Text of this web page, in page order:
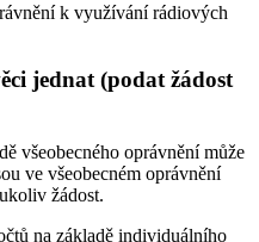
k využívání rádiových
jednat (podat žádost
všeobecného oprávnění může
ve všeobecném oprávnění
žádost.
na základě individuálního